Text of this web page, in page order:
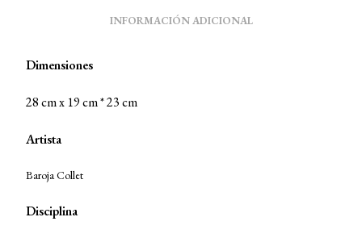
INFORMACIÓN ADICIONAL
Dimensiones
28 cm x 19 cm * 23 cm
Artista
Baroja Collet
Disciplina